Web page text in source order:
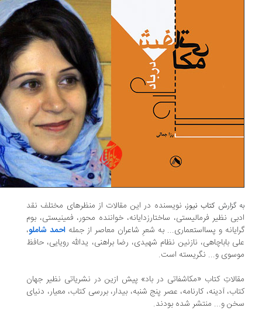
گزارش کتاب نیوز، نویسنده در این مقالات‌ از منظرهای مختلف نقد
نظیر فرمالیستی، ساختارزدایانه، خواننده محور، فمینیستی، بوم
و پسااستعماری... به شعرِ شاعران معاصر از جملهاحمد شاملو،
باباچاهی، نازنین نظام شهیدی، رضا براهنی، یدالله رویایی، حافظ
و... نگریسته است.
کتاب «مکاشفاتی در باد» پیش ازین در نشریاتی نظیر جهان
آدینه، کارنامه، عصر پنج شنبه، بیدار، بررسی کتاب، معیار، دنیای
و... منتشر شده بودند.